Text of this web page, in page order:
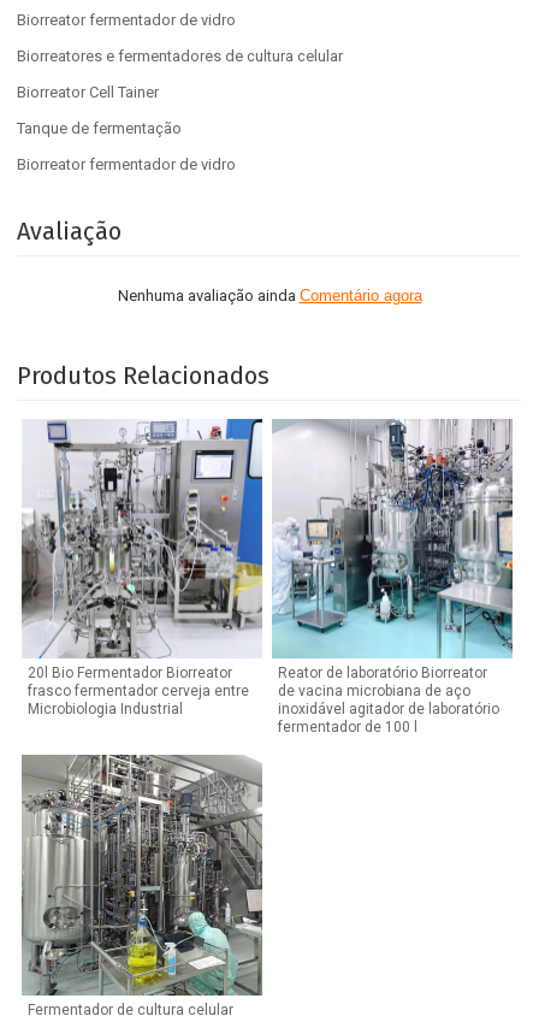
Biorreator fermentador de vidro
Biorreatores e fermentadores de cultura celular
Biorreator Cell Tainer
Tanque de fermentação
Biorreator fermentador de vidro
Avaliação
Nenhuma avaliação ainda Comentário agora
Produtos Relacionados
20l Bio Fermentador Biorreator
frasco fermentador cerveja entre
Microbiologia Industrial
Reator de laboratório Biorreator
de vacina microbiana de aço
inoxidável agitador de laboratório
fermentador de 100 l
Fermentador de cultura celular